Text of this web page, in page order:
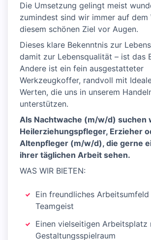
Die Umsetzung gelingt meist
zumindest sind wir immer auf dem
diesem schönen Ziel vor Augen.
Dieses klare Bekenntnis zur
damit zur Lebensqualität – ist das
Andere ist ein fein ausgestatteter
Werkzeugkoffer, randvoll mit
Werten, die uns in unserem
unterstützen.
Als Nachtwache (m/w/d) suchen
Heilerziehungspfleger, Erzieher
Altenpfleger (m/w/d), die gerne
ihrer täglichen Arbeit sehen.
WAS WIR BIETEN:
Ein freundliches
Teamgeist
Einen vielseitigen Arbeitsplatz
Gestaltungsspielraum